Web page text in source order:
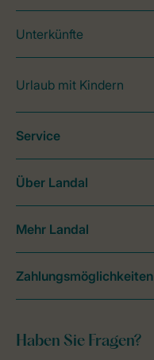
Unterkünfte
Urlaub mit Kindern
Haben Sie Fragen?
Service
Über Landal
Mehr Landal
Zahlungsmöglichkeiten